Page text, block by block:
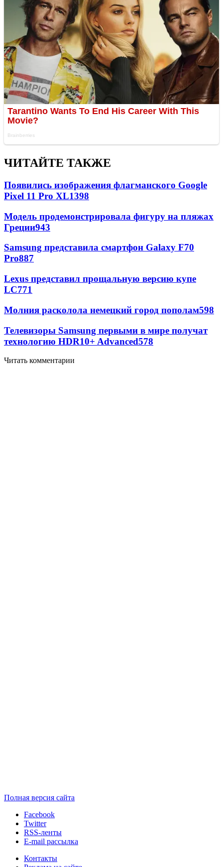
ЧИТАЙТЕ ТАКЖЕ
Появились изображения флагманского Google
Pixel 11 Pro XL1398
Модель продемонстрировала фигуру на пляжах
Греции943
Samsung представила смартфон Galaxy F70
Pro887
Lexus представил прощальную версию купе
LC771
Молния расколола немецкий город пополам598
Телевизоры Samsung первыми в мире получат
технологию HDR10+ Advanced578
Читать комментарии
Полная версия сайта
Facebook
Twitter
RSS-ленты
E-mail рассылка
Контакты